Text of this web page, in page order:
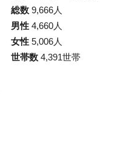
総数 9,666人
男性 4,660人
女性 5,006人
世帯数 4,391世帯